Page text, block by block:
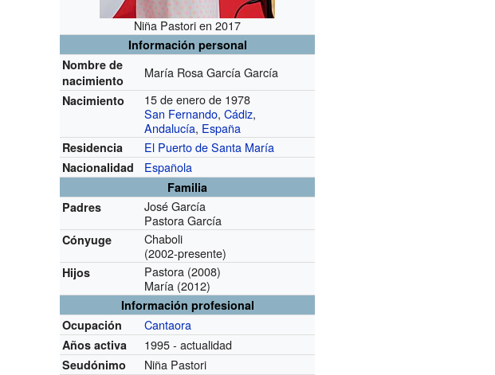
Niña Pastori en 2017
Información personal
Nombre de
nacimiento
María Rosa García García
Nacimiento
15 de enero de 1978
San Fernando,Cádiz,
Andalucía, España
Residencia El Puerto de Santa María
Nacionalidad Española
Familia
Padres
José García
Pastora García
Cónyuge
Chaboli
(2002-presente)
Hijos Pastora (2008)
María (2012)
Información profesional
Ocupación
Cantaora
Años activa 1995 - actualidad
Seudónimo Niña Pastori